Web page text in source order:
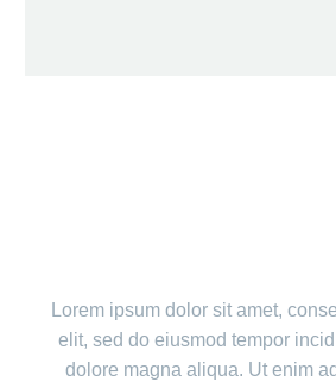
Lorem ipsum dolor sit amet,
elit, sed do eiusmod tempor
dolore magna aliqua. Ut enim